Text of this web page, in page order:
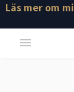
Läs mer om